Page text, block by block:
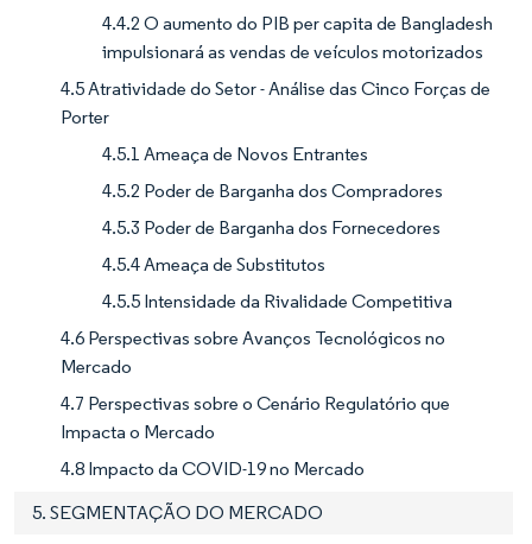
4.4.2 O aumento do PIB per capita de Bangladesh
impulsionará as vendas de veículos motorizados
4.5 Atratividade do Setor - Análise das Cinco Forças de
Porter
4.5.1 Ameaça de Novos Entrantes
4.5.2 Poder de Barganha dos Compradores
4.5.3 Poder de Barganha dos Fornecedores
4.5.4 Ameaça de Substitutos
4.5.5 Intensidade da Rivalidade Competitiva
4.6 Perspectivas sobre Avanços Tecnológicos no
Mercado
4.7 Perspectivas sobre o Cenário Regulatório que
Impacta o Mercado
4.8 Impacto da COVID-19 no Mercado
5. SEGMENTAÇÃO DO MERCADO